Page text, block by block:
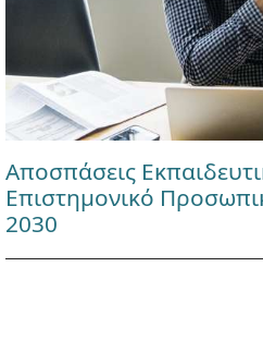
Αποσπάσεις
Επιστημονικό
2030